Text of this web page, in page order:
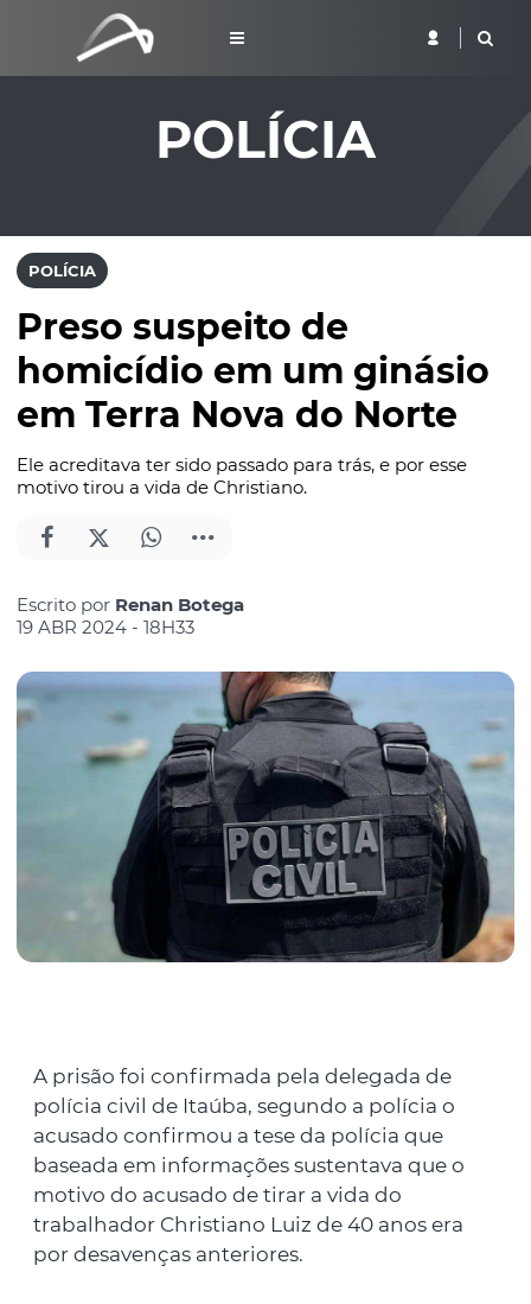
POLÍCIA
POLÍCIA
Preso suspeito de
homicídio em um ginásio
em Terra Nova do Norte
Ele acreditava ter sido passado para trás, e por esse
motivo tirou a vida de Christiano.
Escrito por Renan Botega
19 ABR 2024 - 18H33
A prisão foi confirmada pela delegada de
polícia civil de Itaúba, segundo a polícia o
acusado confirmou a tese da polícia que
baseada em informações sustentava que o
motivo do acusado de tirar a vida do
trabalhador Christiano Luiz de 40 anos era
por desavenças anteriores.